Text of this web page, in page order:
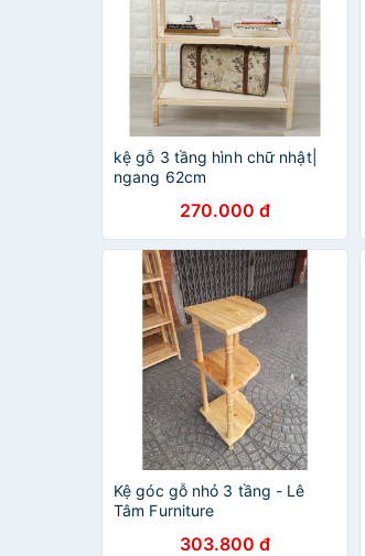
kệ gỗ 3 tầng hình chữ nhật|
ngang 62cm
270.000 đ
Kệ góc gỗ nhỏ 3 tầng - Lê
Tâm Furniture
303.800 đ